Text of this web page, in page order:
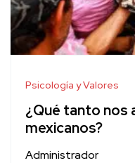
Psicología y Valores
¿Qué tanto nos
mexicanos?
Administrador